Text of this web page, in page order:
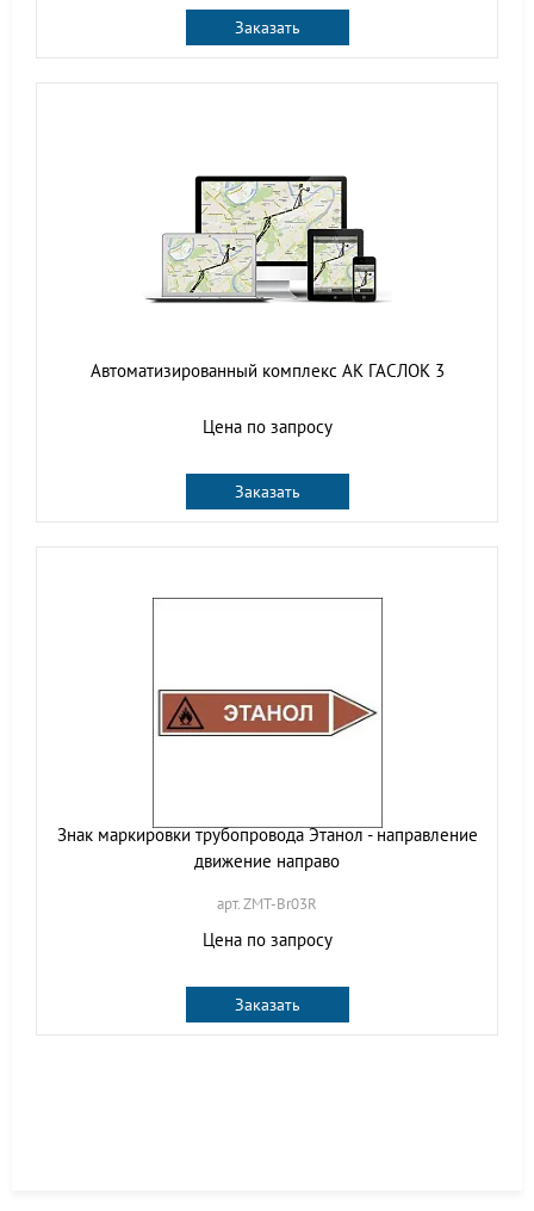
Заказать
Автоматизированный комплекс АК ГАСЛОК 3
Цена по запросу
Заказать
Знак маркировки трубопровода Этанол - направление
движение направо
арт. ZMT-Br03R
Цена по запросу
Заказать